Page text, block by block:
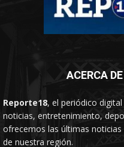
ACERCA
Reporte18, el periódico
noticias, entretenimiento,
ofrecemos las últimas
de nuestra región.